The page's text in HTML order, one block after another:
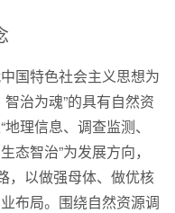
国特色社会主义思想为
治为魂”的具有自然资
理信息、调查监测、
态智治”为发展方向，
，以做强母体、做优核
布局。围绕自然资源调